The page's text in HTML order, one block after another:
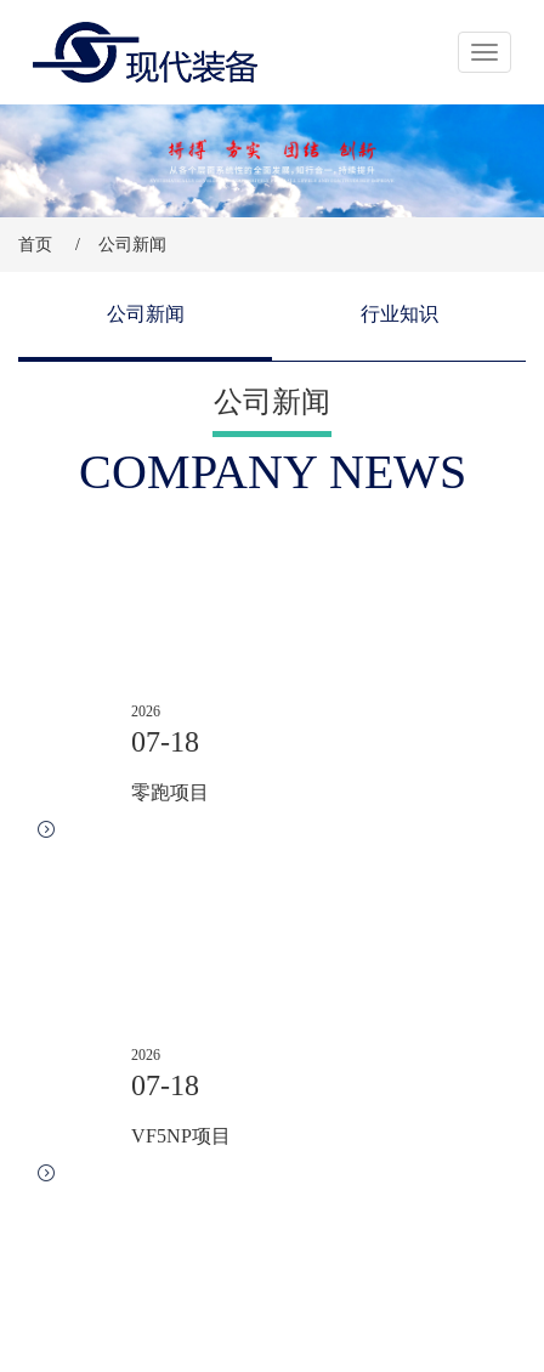
展开导航
首页 / 公司新闻
公司新闻 行业知识
公司新闻
COMPANY NEWS
2026
07-18
零跑项目
2026
07-18
VF5NP项目